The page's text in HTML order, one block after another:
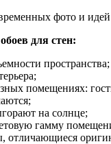
фото и
для стен:
пространства;
помещениях:
на солнце;
гамму